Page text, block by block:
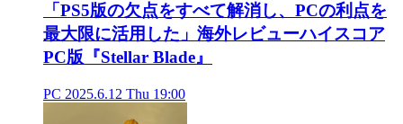
「PS5版の欠点をすべて解消し、PCの利点を
最大限に活用した」海外レビューハイスコア
PC版『Stellar Blade』
PC 2025.6.12 Thu 19:00